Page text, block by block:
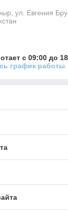
ул. Евгения
с 09:00 до
график работы